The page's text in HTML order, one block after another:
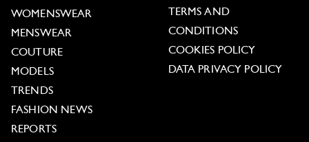
WOMENSWEAR
MENSWEAR
COUTURE
MODELS
TRENDS
FASHION NEWS
REPORTS
TERMS AND
CONDITIONS
COOKIES POLICY
DATA PRIVACY POLICY